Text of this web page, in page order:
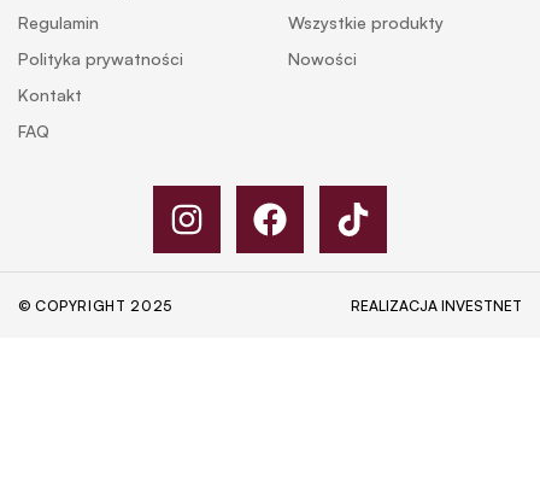
Regulamin
Polityka prywatności
Kontakt
FAQ
Wszystkie produkty
Nowości
© COPYRIGHT 2025 REALIZACJA INVESTNET